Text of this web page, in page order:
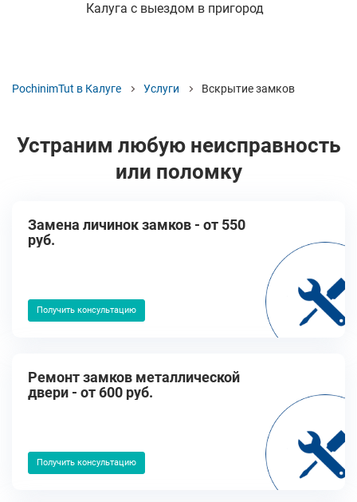
Калуга с выездом в пригород
PochinimTut в Калуге Услуги Вскрытие замков
Устраним любую неисправность
или поломку
Замена личинок замков - от 550
руб.
Получить консультацию
Ремонт замков металлической
двери - от 600 руб.
Получить консультацию